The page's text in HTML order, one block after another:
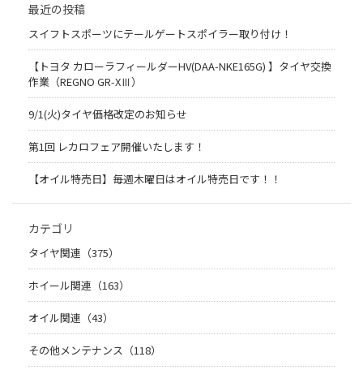
最近の投稿
スイフトスポーツにテールゲートスポイラー取り付け！
【トヨタ カローラフィールダーHV(DAA-NKE165G) 】タイヤ交換
作業（REGNO GR-XⅢ）
9/1(火)タイヤ価格改定のお知らせ
第1回 レカロフェア開催いたします！
【オイル特売日】毎週木曜日はオイル特売日です！！
カテゴリ
タイヤ関連（375）
ホイール関連（163）
オイル関連（43）
その他メンテナンス（118）